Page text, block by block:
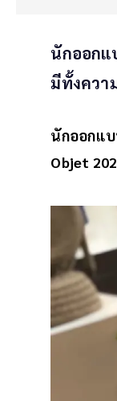
นักออกแ
มีทั้งควา
นักออกแ
Objet